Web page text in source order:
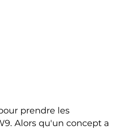
prendre les
Alors qu'un concept a